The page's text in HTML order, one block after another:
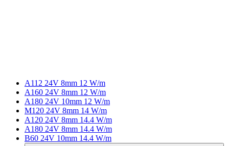
A112 24V 8mm 12 W/m
A160 24V 8mm 12 W/m
A180 24V 10mm 12 W/m
M120 24V 8mm 14 W/m
A120 24V 8mm 14.4 W/m
A180 24V 8mm 14.4 W/m
B60 24V 10mm 14.4 W/m